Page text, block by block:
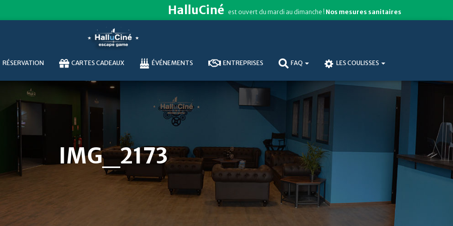
HalluCiné est ouvert du mardi au dimanche ! Nos mesures sanitaires
RÉSERVATION CARTES CADEAUX ÉVÉNEMENTS ENTREPRISES FAQ LES COULISSES
IMG_2173